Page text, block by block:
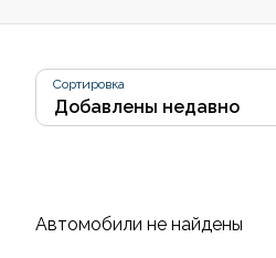
Сортировка
Автомобили не найдены